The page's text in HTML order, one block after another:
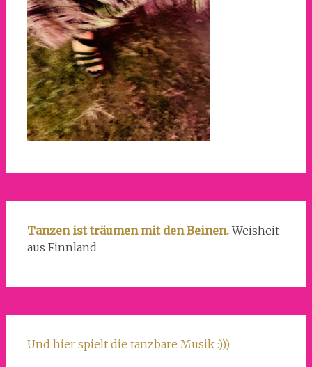
Tanzen ist träumen mit den Beinen. Weisheit
aus Finnland
Und hier spielt die tanzbare Musik :)))